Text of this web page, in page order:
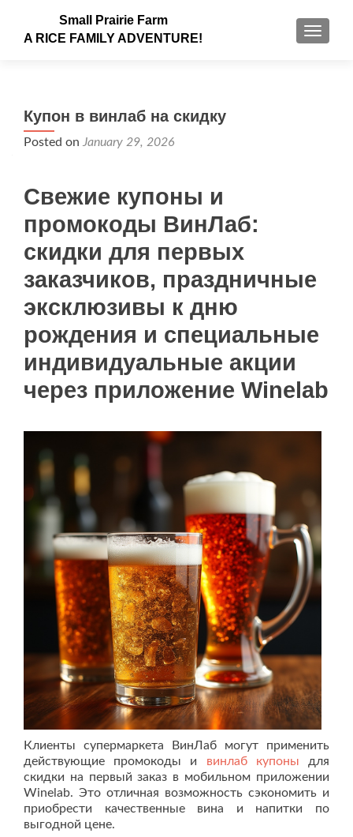
Small Prairie Farm
A RICE FAMILY ADVENTURE!
Купон в винлаб на скидку
Posted on January 29, 2026
Свежие купоны и
промокоды ВинЛаб:
скидки для первых
заказчиков, праздничные
эксклюзивы к дню
рождения и специальные
индивидуальные акции
через приложение Winelab
Клиенты супермаркета ВинЛаб могут применить
действующие промокоды и винлаб купоны для
скидки на первый заказ в мобильном приложении
Winelab. Это отличная возможность сэкономить и
приобрести качественные вина и напитки по
выгодной цене.